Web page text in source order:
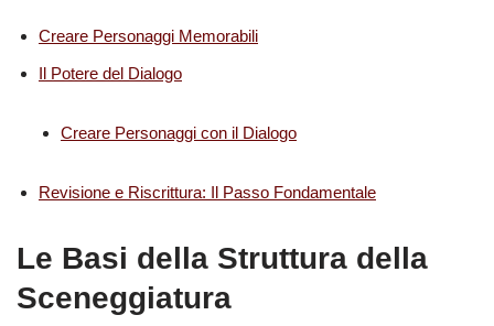
Creare Personaggi Memorabili
Il Potere del Dialogo
Creare Personaggi con il Dialogo
Revisione e Riscrittura: Il Passo Fondamentale
Le Basi della Struttura della
Sceneggiatura